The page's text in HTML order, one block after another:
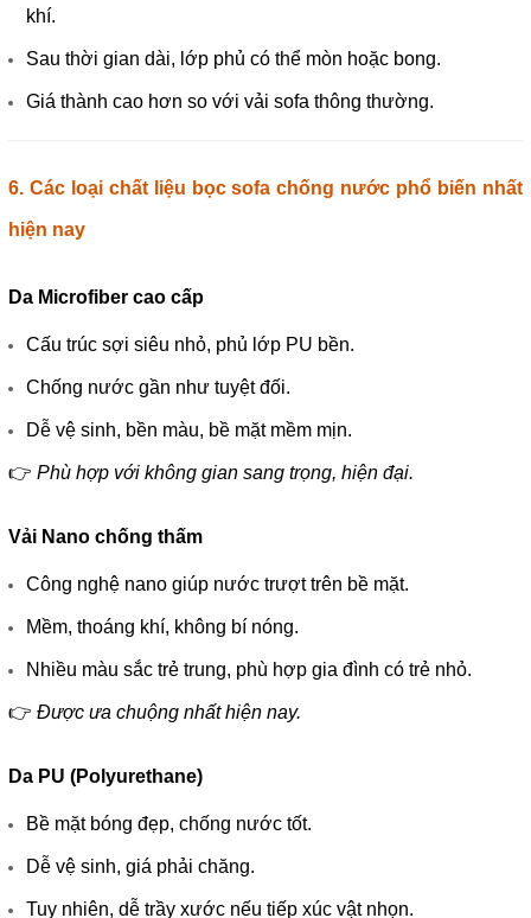
khí.
Sau thời gian dài, lớp phủ có thể mòn hoặc bong.
Giá thành cao hơn so với vải sofa thông thường.
6. Các loại chất liệu bọc sofa chống nước phổ biến nhất
hiện nay
Da Microfiber cao cấp
Cấu trúc sợi siêu nhỏ, phủ lớp PU bền.
Chống nước gần như tuyệt đối.
Dễ vệ sinh, bền màu, bề mặt mềm mịn.
👉 Phù hợp với không gian sang trọng, hiện đại.
Vải Nano chống thấm
Công nghệ nano giúp nước trượt trên bề mặt.
Mềm, thoáng khí, không bí nóng.
Nhiều màu sắc trẻ trung, phù hợp gia đình có trẻ nhỏ.
👉 Được ưa chuộng nhất hiện nay.
Da PU (Polyurethane)
Bề mặt bóng đẹp, chống nước tốt.
Dễ vệ sinh, giá phải chăng.
Tuy nhiên, dễ trầy xước nếu tiếp xúc vật nhọn.